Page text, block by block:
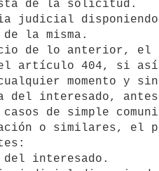
o similares, el